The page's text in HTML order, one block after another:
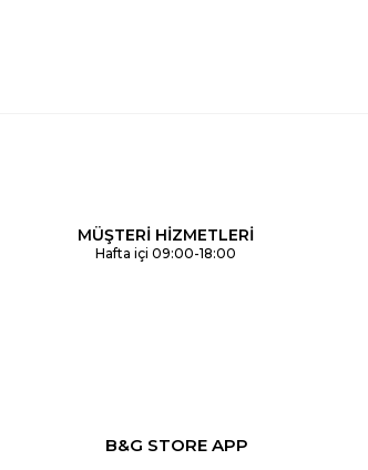
MÜŞTERİ HİZMETLERİ
Hafta içi 09:00-18:00
B&G STORE APP